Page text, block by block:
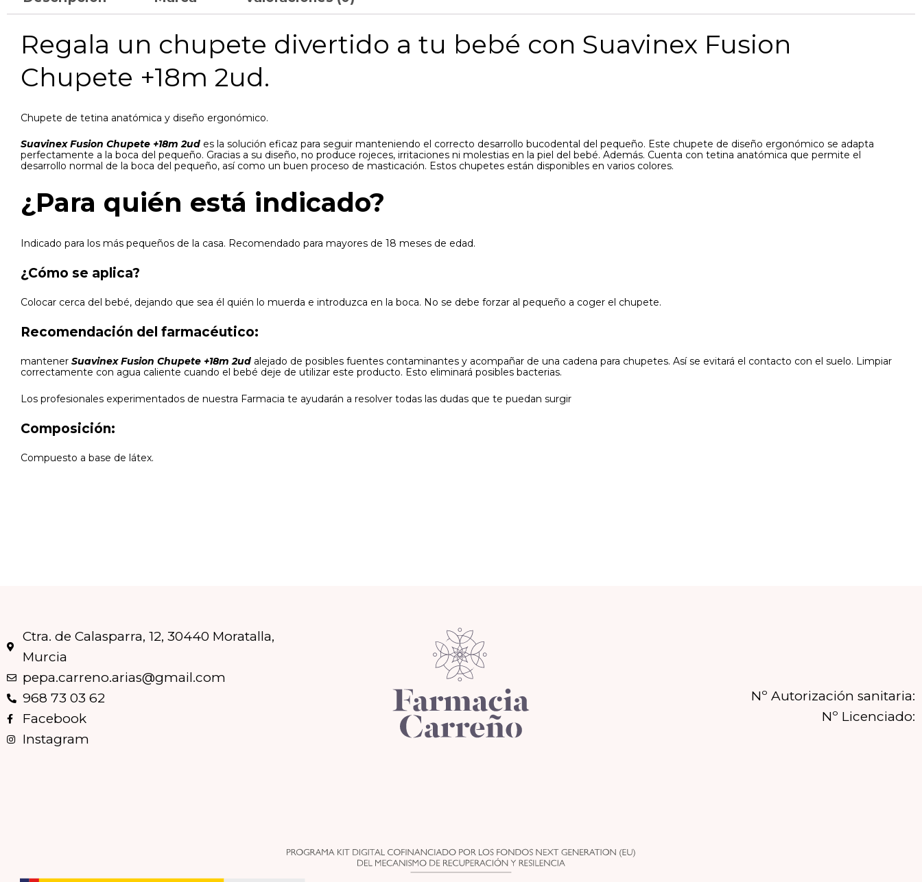
Regala un chupete divertido a tu bebé con Suavinex Fusion
Chupete +18m 2ud.
Chupete de tetina anatómica y diseño ergonómico.
Suavinex Fusion Chupete +18m 2ud es la solución eficaz para seguir manteniendo el correcto desarrollo bucodental del pequeño. Este chupete de diseño ergonómico se adapta
perfectamente a la boca del pequeño. Gracias a su diseño, no produce rojeces, irritaciones ni molestias en la piel del bebé. Además. Cuenta con tetina anatómica que permite el
desarrollo normal de la boca del pequeño, así como un buen proceso de masticación. Estos chupetes están disponibles en varios colores.
¿Para quién está indicado?
Indicado para los más pequeños de la casa. Recomendado para mayores de 18 meses de edad.
¿Cómo se aplica?
Colocar cerca del bebé, dejando que sea él quién lo muerda e introduzca en la boca. No se debe forzar al pequeño a coger el chupete.
Recomendación del farmacéutico:
mantener Suavinex Fusion Chupete +18m 2ud alejado de posibles fuentes contaminantes y acompañar de una cadena para chupetes. Así se evitará el contacto con el suelo. Limpiar
correctamente con agua caliente cuando el bebé deje de utilizar este producto. Esto eliminará posibles bacterias.
Los profesionales experimentados de nuestra Farmacia te ayudarán a resolver todas las dudas que te puedan surgir
Composición:
Compuesto a base de látex.
Ctra. de Calasparra, 12, 30440 Moratalla,
Murcia
pepa.carreno.arias@gmail.com
968 73 03 62
Facebook
Instagram
Nº Autorización sanitaria:
Nº Licenciado: